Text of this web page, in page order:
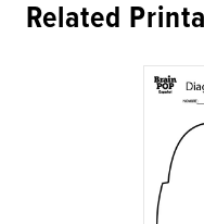
Related